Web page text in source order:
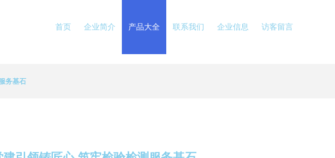
首页 企业简介 产品大全 联系我们 企业信息 访客留言
务基石